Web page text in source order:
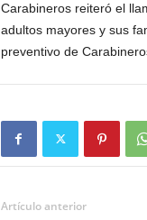
Carabineros reiteró el
adultos mayores y sus
preventivo de
Artículo anterior